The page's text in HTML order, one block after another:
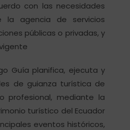
con las necesidades
la agencia de servicios
públicas o privadas, y
Guía planifica, ejecuta y
de guianza turística de
profesional, mediante la
turístico del Ecuador
eventos históricos,